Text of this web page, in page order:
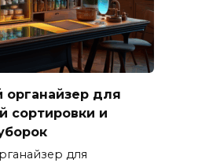
органайзер для
сортировки и
для